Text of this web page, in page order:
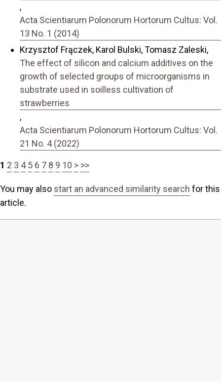
,
Acta Scientiarum Polonorum Hortorum Cultus: Vol.
13 No. 1 (2014)
Krzysztof Frączek, Karol Bulski, Tomasz Zaleski,
The effect of silicon and calcium additives on the
growth of selected groups of microorganisms in
substrate used in soilless cultivation of
strawberries
,
Acta Scientiarum Polonorum Hortorum Cultus: Vol.
21 No. 4 (2022)
1 2 3 4 5 6 7 8 9 10 > >>
You may also start an advanced similarity search for this
article.